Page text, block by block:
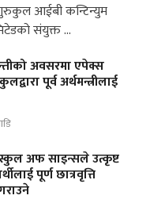
गुरुकुल आईबी कन्टिन्युम
संयुक्त …
अवसरमा एपेक्स
पूर्व अर्थमन्त्रीलाई
अफ साइन्सले उत्कृष्ट
पूर्ण छात्रवृत्ति